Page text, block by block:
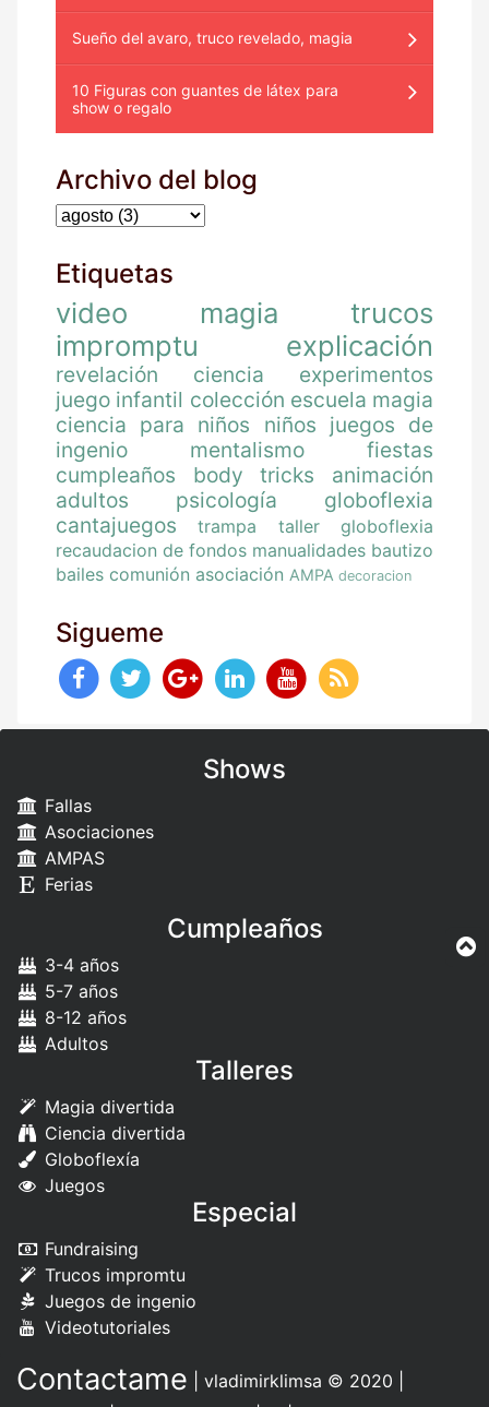
Sueño del avaro, truco revelado, magia
10 Figuras con guantes de látex para
show o regalo
Archivo del blog
Etiquetas
video magia
trucos
impromptu
explicación
revelación ciencia
experimentos
juego infantil colección escuela magia
ciencia para niños
niños juegos de
ingenio
mentalismo
fiestas
cumpleaños
body tricks
animación
adultos
psicología
globoflexia
cantajuegos
trampa
taller globoflexia
recaudacion de fondos manualidades bautizo
bailes comunión asociación AMPA decoracion
Sigueme
Shows
Fallas
Asociaciones
AMPAS
Ferias
Cumpleaños
3-4 años
5-7 años
8-12 años
Adultos
Talleres
Magia divertida
Ciencia divertida
Globoflexía
Juegos
Especial
Fundraising
Trucos impromtu
Juegos de ingenio
Videotutoriales
Contactame vladimirklimsa © 2020 |